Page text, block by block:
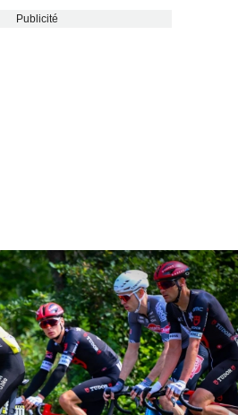
Publicité